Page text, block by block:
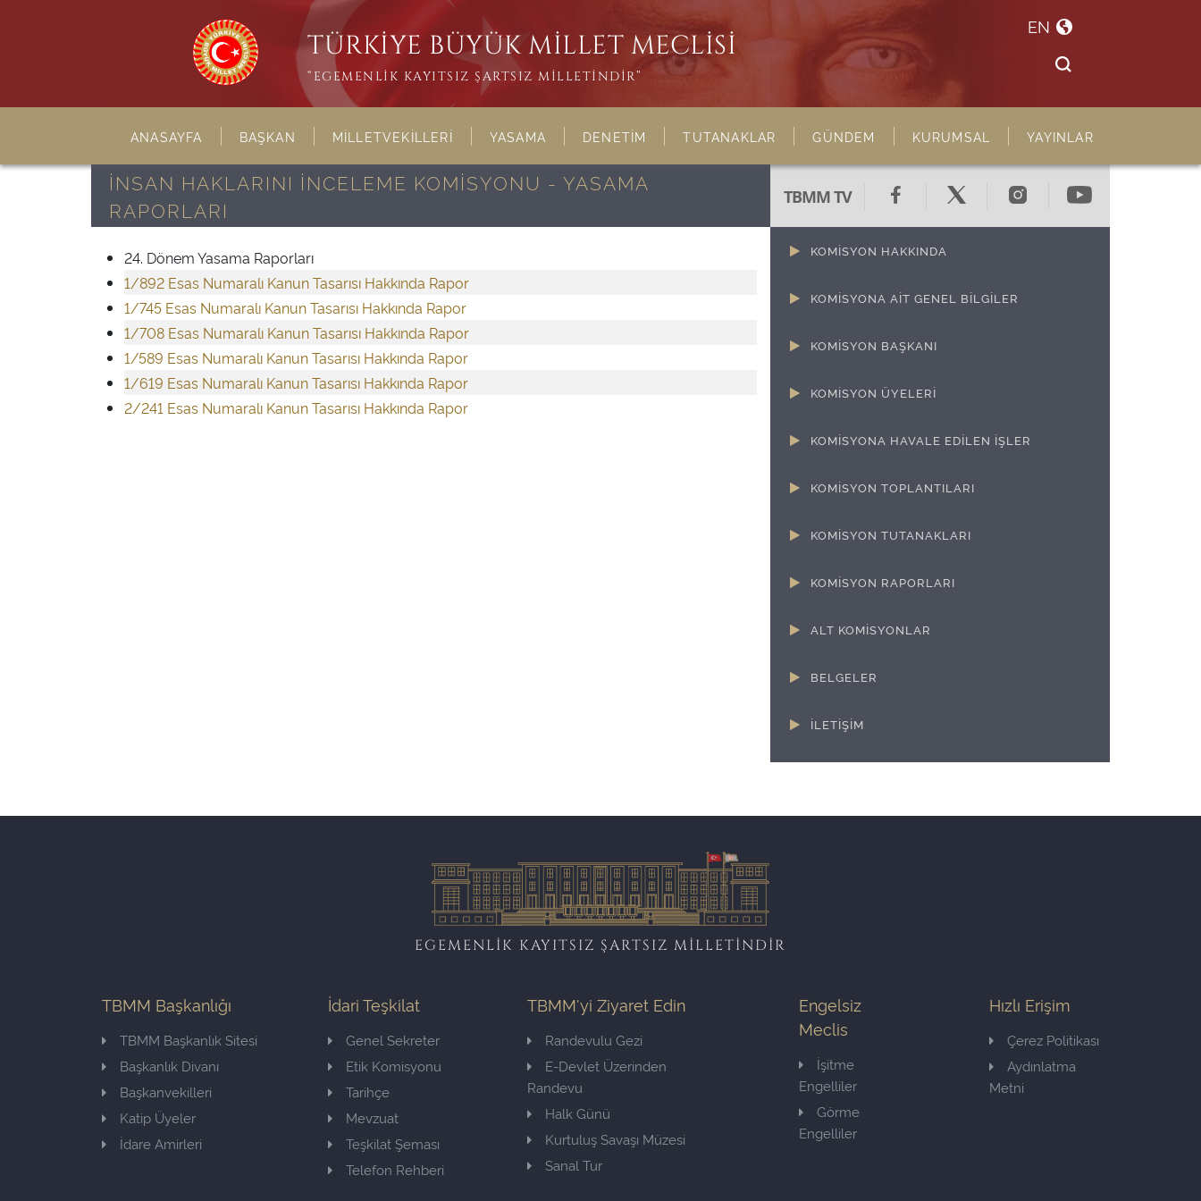
TÜRKİYE BÜYÜK MİLLET MECLİSİ
“EGEMENLİK KAYITSIZ ŞARTSIZ MİLLETİNDİR”
EN
ANASAYFA BAŞKAN MİLLETVEKİLLERİ YASAMA DENETİM TUTANAKLAR GÜNDEM KURUMSAL YAYINLAR
İNSAN HAKLARINI İNCELEME KOMİSYONU - YASAMA
RAPORLARI
24. Dönem Yasama Raporları
1/892 Esas Numaralı Kanun Tasarısı Hakkında Rapor
1/745 Esas Numaralı Kanun Tasarısı Hakkında Rapor
1/708 Esas Numaralı Kanun Tasarısı Hakkında Rapor
1/589 Esas Numaralı Kanun Tasarısı Hakkında Rapor
1/619 Esas Numaralı Kanun Tasarısı Hakkında Rapor
2/241 Esas Numaralı Kanun Tasarısı Hakkında Rapor
TBMM TV
KOMİSYON HAKKINDA
KOMİSYONA AİT GENEL BİLGİLER
KURULUŞU
GÖREV VE YETKİLERİ
ÇALIŞMA USUL VE ESASLARI
KOMİSYONA BAŞVURU
KOMİSYON BAŞKANI
KOMİSYON ÜYELERİ
KOMİSYONA HAVALE EDİLEN İŞLER
KOMİSYON TOPLANTILARI
KOMİSYON TUTANAKLARI
KOMİSYON RAPORLARI
FAALİYET RAPORLARI
DENETİM RAPORLARI
YASAMA RAPORLARI
ALT KOMİSYONLAR
BELGELER
ULUSAL BELGELER
İLETİŞİM
EGEMENLİK KAYITSIZ ŞARTSIZ MİLLETİNDİR
TBMM Başkanlığı
TBMM Başkanlık Sitesi
Başkanlık Divanı
Başkanvekilleri
Katip Üyeler
İdare Amirleri
İdari Teşkilat
Genel Sekreter
Etik Komisyonu
Tarihçe
Mevzuat
Teşkilat Şeması
Telefon Rehberi
TBMM'yi Ziyaret Edin
Randevulu Gezi
E-Devlet Üzerinden
Randevu
Halk Günü
Kurtuluş Savaşı Müzesi
Sanal Tur
Engelsiz
Meclis
İşitme
Engelliler
Görme
Engelliler
Hızlı Erişim
Çerez Politikası
Aydınlatma
Metni